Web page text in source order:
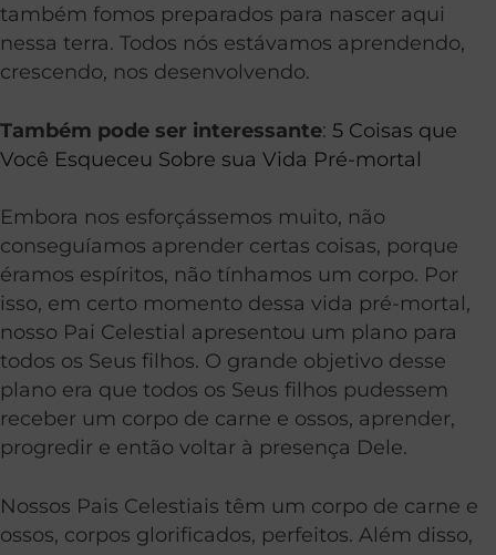
também fomos preparados para nascer aqui
nessa terra. Todos nós estávamos aprendendo,
crescendo, nos desenvolvendo.
Também pode ser interessante: 5 Coisas que
Você Esqueceu Sobre sua Vida Pré-mortal
Embora nos esforçássemos muito, não
conseguíamos aprender certas coisas, porque
éramos espíritos, não tínhamos um corpo. Por
isso, em certo momento dessa vida pré-mortal,
nosso Pai Celestial apresentou um plano para
todos os Seus filhos. O grande objetivo desse
plano era que todos os Seus filhos pudessem
receber um corpo de carne e ossos, aprender,
progredir e então voltar à presença Dele.
Nossos Pais Celestiais têm um corpo de carne e
ossos, corpos glorificados, perfeitos. Além disso,